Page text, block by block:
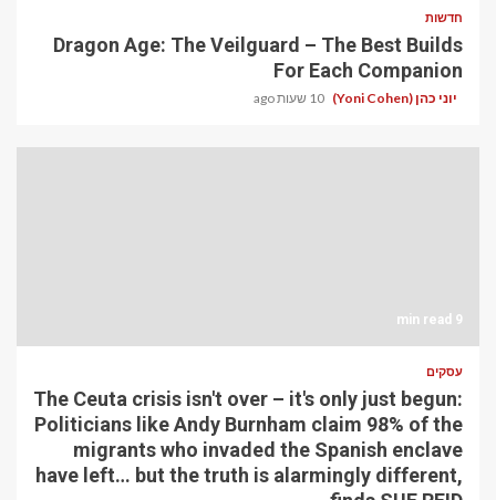
חדשות
Dragon Age: The Veilguard – The Best Builds
For Each Companion
יוני כהן (Yoni Cohen) 10 שעות ago
9 min read
עסקים
The Ceuta crisis isn't over – it's only just begun:
Politicians like Andy Burnham claim 98% of the
migrants who invaded the Spanish enclave
have left… but the truth is alarmingly different,